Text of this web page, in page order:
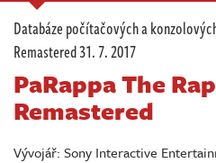
Soutěže
Databáze
Komunita
Redakce
Databáze počítačových a
Remastered31. 7. 2017
PaRappa The
Remastered
Vývojář: Sony Interactive